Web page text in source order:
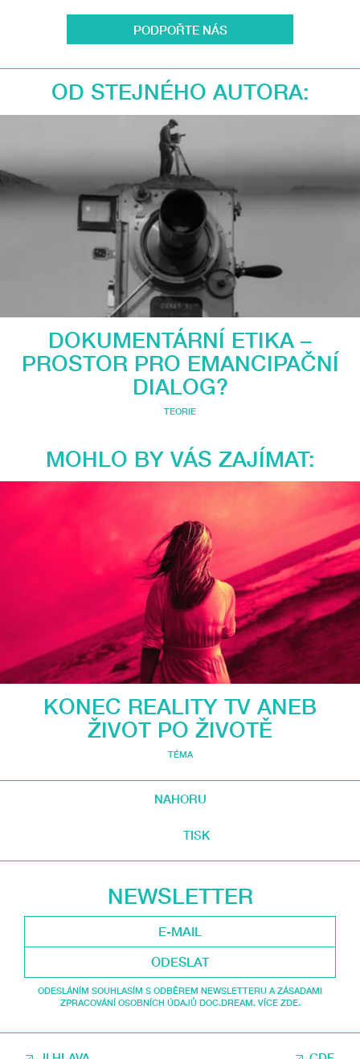
PODPOŘTE NÁS
OD STEJNÉHO AUTORA:
DOKUMENTÁRNÍ ETIKA –
PROSTOR PRO EMANCIPAČNÍ
DIALOG?
TEORIE
MOHLO BY VÁS ZAJÍMAT:
KONEC REALITY TV ANEB
ŽIVOT PO ŽIVOTĚ
TÉMA
NAHORU
TISK
NEWSLETTER
ODESLAT
ODESLÁNÍM SOUHLASÍM S ODBĚREM NEWSLETTERU A ZÁSADAMI
ZPRACOVÁNÍ OSOBNÍCH ÚDAJŮ DOC.DREAM. VÍCE ZDE.